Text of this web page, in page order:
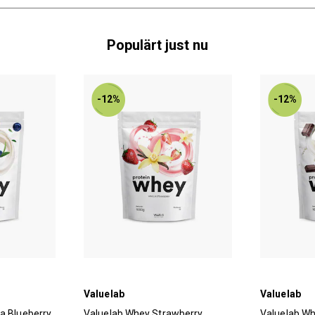
Populärt just nu
-12%
Valuelab
-12%
Valuelab